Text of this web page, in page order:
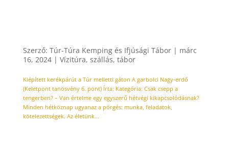
Szerző: Túr-Túra Kemping és Ifjúsági Tábor| márc
16, 2024| Vízitúra, szállás, tábor
Kiépített kerékpárút a Túr melletti gáton A garbolci Nagy-erdő
(Keletpont tanösvény 6. pont) Írta: Kategória: Csak csepp a
tengerben? – Van értelme egy egyszerű hétvégi kikapcsolódásnak?
Minden hétköznap ugyanaz a pörgés: munka, feladatok,
kötelezettségek. Az életünk...